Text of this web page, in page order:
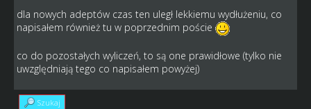
dla nowych adeptów czas ten uległ lekkiemu wydłużeniu, co
napisałem również tu w poprzednim poście
co do pozostałych wyliczeń, to są one prawidłowe (tylko nie
uwzględniają tego co napisałem powyżej)
Szukaj